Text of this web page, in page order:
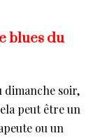
blues du
dimanche soir,
peut être un
ou un